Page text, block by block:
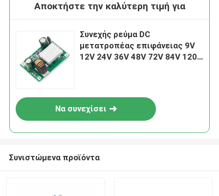
Υποβολή
Αποκτήστε την καλύτερη τιμή για
Συνεχής ρεύμα DC
μετατροπέας επιφάνειας 9V
12V 24V 36V 48V 72V 84V 120V
Να συνεχίσει
Συνιστώμενα προϊόντα